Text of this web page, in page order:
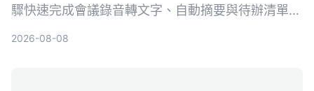
驟快速完成會議錄音轉文字、自動摘要與待辦清單，
2026-08-08